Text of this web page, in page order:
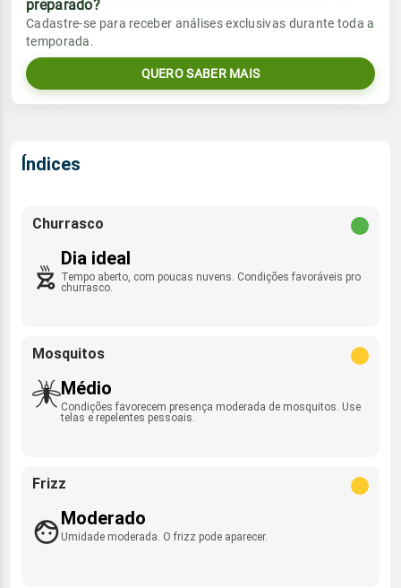
Umidade do ar
25%56%
Rajada de vento
Sol
06:38h às 18:04h
Lua
Chuva
0.0mm
Umidade do ar
Vento
ENE - 11km/h
Rajada de vento
Sol
preparado?
Cadastre-se para receber análises exclusivas durante toda a
temporada.
QUERO SABER MAIS
Índices
Churrasco
Dia ideal
Tempo aberto, com poucas nuvens. Condições favoráveis pro
churrasco.
Mosquitos
Médio
Condições favorecem presença moderada de mosquitos. Use
telas e repelentes pessoais.
Frizz
Moderado
Umidade moderada. O frizz pode aparecer.